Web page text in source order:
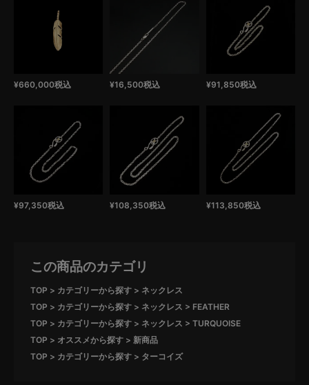
¥660,000税込 ¥16,500税込 ¥91,850税込
¥97,350税込 ¥108,350税込 ¥113,850税込
この商品のカテゴリ
TOP カテゴリーから探す
ネックレス
TOP
カテゴリーから探す ネックレス
FEATHER
TOP
カテゴリーから探す ネックレス
TURQUOISE
TOP
オススメから探す
新商品
TOP
カテゴリーから探す ターコイズ